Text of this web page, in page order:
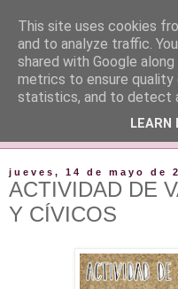
jueves, 14 de mayo de
ACTIVIDAD DE
Y CÍVICOS
This site uses cookies
and to analyze traffic.
shared with Google
metrics to ensure quality
statistics, and to detect
LEARN